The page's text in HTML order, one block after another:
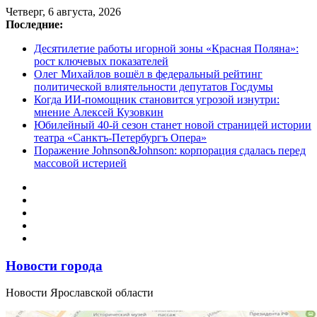
Перейти
к
Четверг, 6 августа, 2026
Последние:
Десятилетие работы игорной зоны «Красная Поляна»:
рост ключевых показателей
Олег Михайлов вошёл в федеральный рейтинг
политической влиятельности депутатов Госдумы
Когда ИИ-помощник становится угрозой изнутри:
мнение Алексей Кузовкин
Юбилейный 40-й сезон станет новой страницей истории
театра «Санктъ-Петербургъ Опера»
Поражение Johnson&Johnson: корпорация сдалась перед
массовой истерией
Новости города
Новости Ярославской области